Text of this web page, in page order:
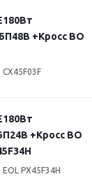
БП48В +Кросс ВО
+Кросс ВО
PX45F34H